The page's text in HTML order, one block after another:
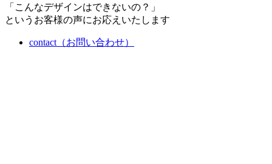
「こんなデザインはできないの？」
というお客様の声にお応えいたします
contact（お問い合わせ）